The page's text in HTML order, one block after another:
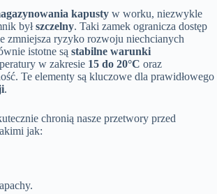
kapusty w worku, niezwykle
byłszczelny. Taki zamek ogranicza dostęp
zmniejsza ryzyko rozwoju niechcianych
istotne są stabilne warunki
w zakresie 15 do 20°C oraz
Te elementy są kluczowe dla prawidłowego
.
chronią nasze przetwory przed
jak: